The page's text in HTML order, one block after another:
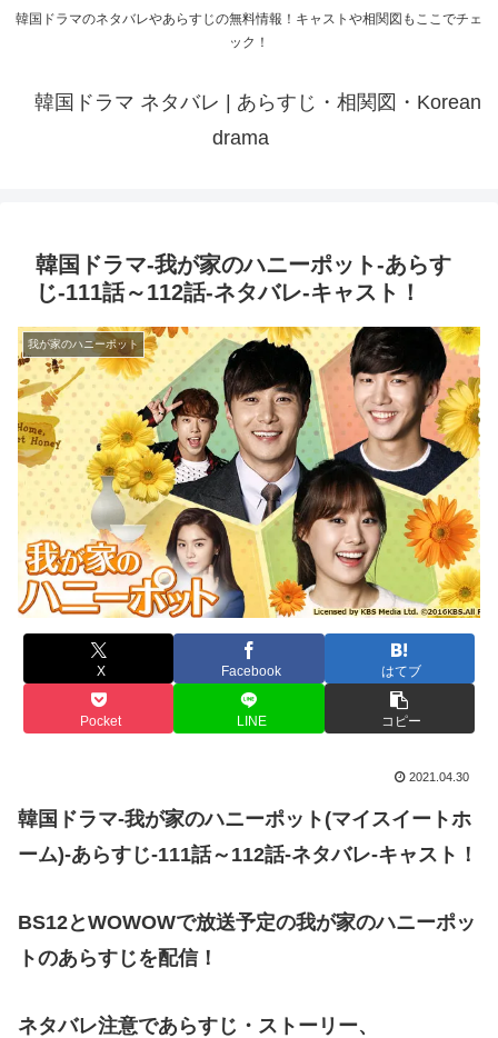
韓国ドラマのネタバレやあらすじの無料情報！キャストや相関図もここでチェ
ック！
韓国ドラマ ネタバレ | あらすじ・相関図・Korean
drama
韓国ドラマ-我が家のハニーポット-あらす
じ-111話～112話-ネタバレ-キャスト！
我が家のハニーポット
X Facebook はてブ
Pocket LINE コピー
2021.04.30
韓国ドラマ-我が家のハニーポット(マイスイートホ
ーム)-あらすじ-111話～112話-ネタバレ-キャスト！
BS12とWOWOWで放送予定の我が家のハニーポッ
トのあらすじを配信！
ネタバレ注意であらすじ・ストーリー、